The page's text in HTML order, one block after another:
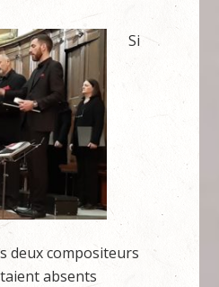
Si
deux compositeurs
absents